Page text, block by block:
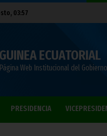
03:57
GUINEA ECUATORIAL
Página Web Institucional del Gobierno
PRESIDENCIA